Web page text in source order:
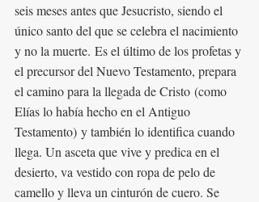
seis meses antes que Jesucristo, siendo el
único santo del que se celebra el nacimiento
y no la muerte. Es el último de los profetas y
el precursor del Nuevo Testamento, prepara
el camino para la llegada de Cristo (como
Elías lo había hecho en el Antiguo
Testamento) y también lo identifica cuando
llega. Un asceta que vive y predica en el
desierto, va vestido con ropa de pelo de
camello y lleva un cinturón de cuero. Se